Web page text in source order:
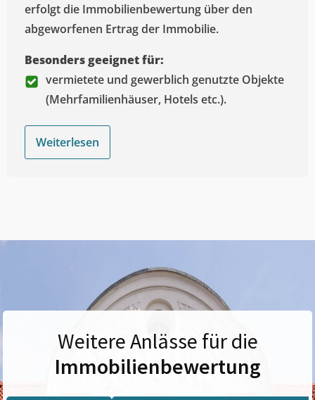
erfolgt die Immobilienbewertung über den
abgeworfenen Ertrag der Immobilie.
Besonders geeignet für:
vermietete und gewerblich genutzte Objekte
(Mehrfamilienhäuser, Hotels etc.).
Weiterlesen
Weitere Anlässe für die
Immobilienbewertung